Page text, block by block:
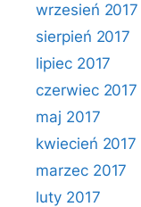
wrzesień 2017
sierpień 2017
lipiec 2017
czerwiec 2017
maj 2017
kwiecień 2017
marzec 2017
luty 2017